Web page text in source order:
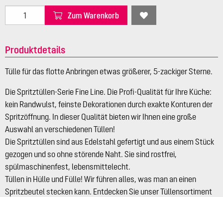
Zum Warenkorb
Produktdetails
Tülle für das flotte Anbringen etwas größerer, 5-zackiger Sterne.
Die Spritztüllen-Serie Fine Line. Die Profi-Qualität für Ihre Küche:
kein Randwulst, feinste Dekorationen durch exakte Konturen der
Spritzöffnung. In dieser Qualität bieten wir Ihnen eine große
Auswahl an verschiedenen Tüllen!
Die Spritztüllen sind aus Edelstahl gefertigt und aus einem Stück
gezogen und so ohne störende Naht. Sie sind rostfrei,
spülmaschinenfest, lebensmittelecht.
Tüllen in Hülle und Fülle! Wir führen alles, was man an einen
Spritzbeutel stecken kann. Entdecken Sie unser Tüllensortiment